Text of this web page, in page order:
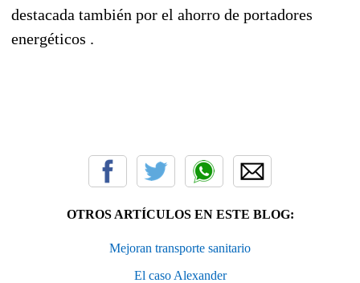
destacada también por el ahorro de portadores
energéticos .
OTROS ARTÍCULOS EN ESTE BLOG:
Mejoran transporte sanitario
El caso Alexander